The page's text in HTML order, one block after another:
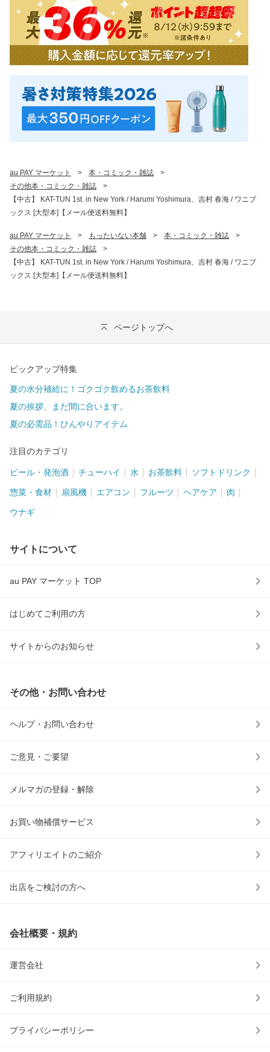
au PAY マーケット > 本・コミック・雑誌
>
その他本・コミック・雑誌
>
【中古】 KAT-TUN 1st. in New York / Harumi Yoshimura、吉村 春海 / ワニブ
ックス [大型本]【メール便送料無料】
au PAY マーケット > もったいない本舗 > 本・コミック・雑誌
>
その他本・コミック・雑誌
>
【中古】 KAT-TUN 1st. in New York / Harumi Yoshimura、吉村 春海 / ワニブ
ックス [大型本]【メール便送料無料】
ページトップへ
ピックアップ特集
夏の水分補給に！ゴクゴク飲めるお茶飲料
夏の挨拶、まだ間に合います。
夏の必需品！ひんやりアイテム
注目のカテゴリ
ビール・発泡酒 チューハイ 水 お茶飲料 ソフトドリンク
惣菜・食材 扇風機 エアコン フルーツ ヘアケア 肉
ウナギ
サイトについて
au PAY マーケット TOP
はじめてご利用の方
サイトからのお知らせ
その他・お問い合わせ
ヘルプ・お問い合わせ
ご意見・ご要望
メルマガの登録・解除
お買い物補償サービス
アフィリエイトのご紹介
出店をご検討の方へ
会社概要・規約
運営会社
ご利用規約
プライバシーポリシー